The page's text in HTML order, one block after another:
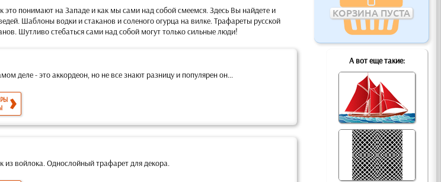
КОРЗИНА ПУСТА
А вот еще такие:
это понимают на Западе и как мы сами над собой смеемся.Здесь Вы найдете и
Шаблоны водки и стаканов и соленого огурца на вилке. Трафареты русской
Шутливо стебаться сами над собой могут только сильные люди!
деле - это аккордеон, но не все знают разницу и популярен он...
из войлока. Однослойный трафарет для декора.